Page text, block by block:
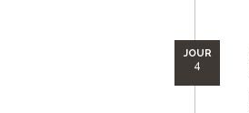
JOUR
4